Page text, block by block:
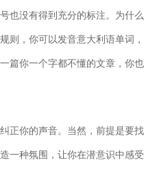
没有得到充分的标注。为什么
则，你可以发音意大利语单词
篇你一个字都不懂的文章，你
你的声音。当然，前提是要
一种氛围，让你在潜意识中感